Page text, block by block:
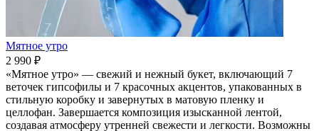
Мятное утро
2 990 ₽
«Мятное утро» — свежий и нежный букет, включающий 7
веточек гипсофилы и 7 красочных акцентов, упакованных в
стильную коробку и завернутых в матовую пленку и
целлофан. Завершается композиция изысканной лентой,
создавая атмосферу утренней свежести и легкости. Возможны